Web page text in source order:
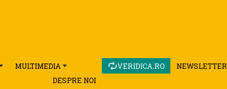
MULTIMEDIA NEWSLETTER
VERIDICA.RO
DESPRE NOI